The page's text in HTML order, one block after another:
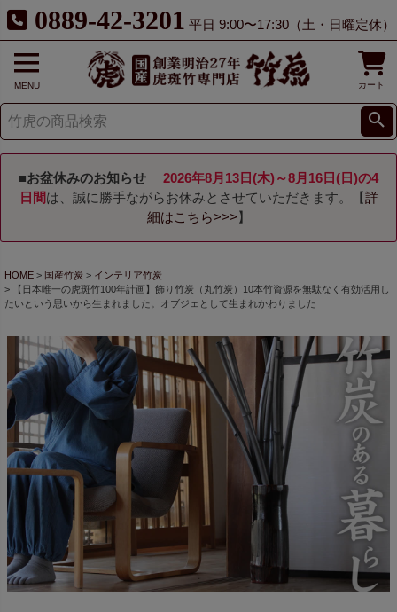
0889-42-3201 平日 9:00〜17:30（土・日曜定休）
MENU カート
■お盆休みのお知らせ
2026年8月13日(木)～8月16日(日)の4
日間は、誠に勝手ながらお休みとさせていただきます。【詳
細はこちら>>> 】
HOME 国産竹炭
インテリア竹炭
【日本唯一の虎斑竹100年計画】飾り竹炭（丸竹炭）10本竹資源を無駄なく有効活用し
たいという思いから生まれました。オブジェとして生まれかわりました